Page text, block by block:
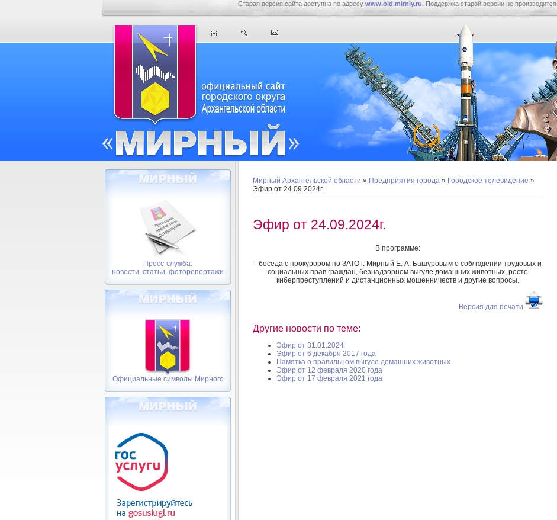
Старая версия сайта доступна по адресу www.old.mirniy.ru . Поддержка старой версии не производится.
Пресс-служба:
новости, статьи, фоторепортажи
Официальные символы Мирного
Мирный Архангельской области » Предприятия города » Городское телевидение »
Эфир от 24.09.2024г.
Эфир от 24.09.2024г.
В программе:
- беседа с прокурором по ЗАТО г. Мирный Е. А. Башуровым о соблюдении трудовых и
социальных прав граждан, безнадзорном выгуле домашних животных, росте
киберпреступлений и дистанционных мошенничеств и другие вопросы.
Версия для печати
Другие новости по теме:
Эфир от 31.01.2024
Эфир от 6 декабря 2017 года
Памятка о правильном выгуле домашних животных
Эфир от 12 февраля 2020 года
Эфир от 17 февраля 2021 года